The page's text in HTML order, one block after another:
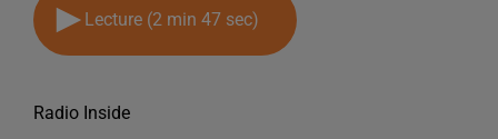
Lecture (2 min 47 sec)
Radio Inside